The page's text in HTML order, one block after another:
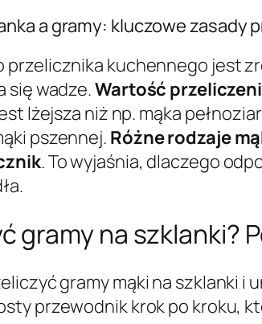
a gramy: kluczowe zasady
przelicznika kuchennego jest
się wadze.Wartość
lżejsza niż np. mąka
pszennej. Różne rodzaje
. To wyjaśnia, dlaczego
gramy na szklanki?
gramy mąki na szklanki i
przewodnik krok po kroku,